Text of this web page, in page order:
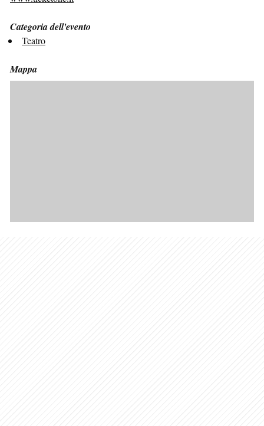
Categoria dell'evento
Teatro
Mappa